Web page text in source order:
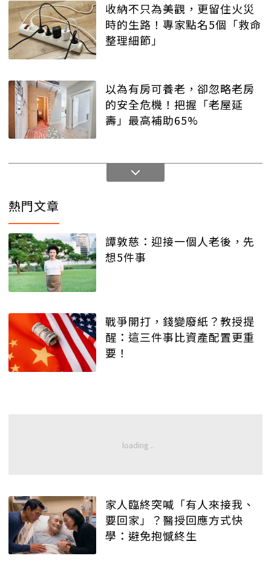
收納不只為美觀，更留住火災
時的生路！專家點名5個「救命
整理細節」
以為有房可養老，卻忽略老房
的安全危機！把握「老屋延
壽」最高補助65%
熱門文章
譚敦慈：迎接一個人老後，先
想5件事
戰爭開打，錢變廢紙？教授提
醒：這三件事比資產配置更重
要！
家人臨終突喊「有人來接我、
要回家」？醫授回應方式快
學：避免抱憾終生